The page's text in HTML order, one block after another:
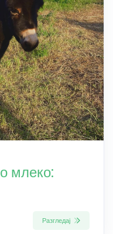
млеко:
Разгледај